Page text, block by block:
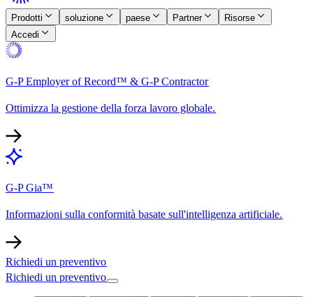
Prodotti​​ soluzione​​ paese​​ Partner​​
Risorse​​
Accedi​​
G-P Employer of Record™ & G-P Contractor​​
Ottimizza la gestione della forza lavoro globale.​​
G-P Gia™​​
Informazioni sulla conformità basate sull'intelligenza artificiale.​​
Richiedi un preventivo​​
Richiedi un preventivo​​